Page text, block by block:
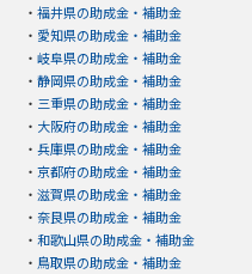
・ 福井県の助成金・補助金
・ 愛知県の助成金・補助金
・ 岐阜県の助成金・補助金
・ 静岡県の助成金・補助金
・ 三重県の助成金・補助金
・ 大阪府の助成金・補助金
・ 兵庫県の助成金・補助金
・ 京都府の助成金・補助金
・ 滋賀県の助成金・補助金
・ 奈良県の助成金・補助金
・ 和歌山県の助成金・補助金
・ 鳥取県の助成金・補助金